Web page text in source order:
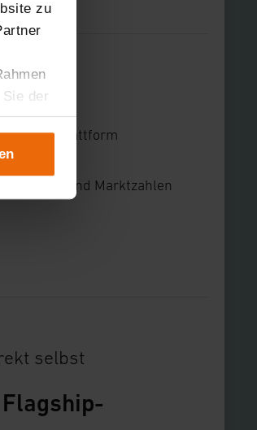
zu
der
Produktplattform
und Marktzahlen
selbst